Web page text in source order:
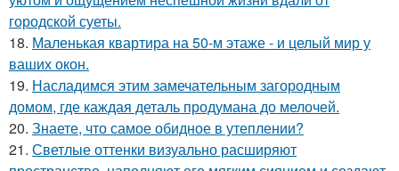
городской суеты.
18. Маленькая квартира на 50-м этаже - и целый мир у
ваших окон.
19. Насладимся этим замечательным загородным
домом, где каждая деталь продумана до мелочей.
20. Знаете, что самое обидное в утеплении?
21. Светлые оттенки визуально расширяют